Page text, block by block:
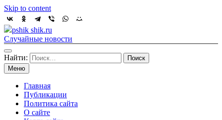
Skip to content
pshik shik.ru
Случайные новости
Найти:
Меню
Главная
Публикации
Политика сайта
О сайте